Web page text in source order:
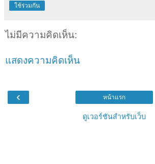
ใช้ร่วมกัน
ไม่มีความคิดเห็น:
แสดงความคิดเห็น
‹ หน้าแรก
ดูเวอร์ชันสำหรับเว็บ